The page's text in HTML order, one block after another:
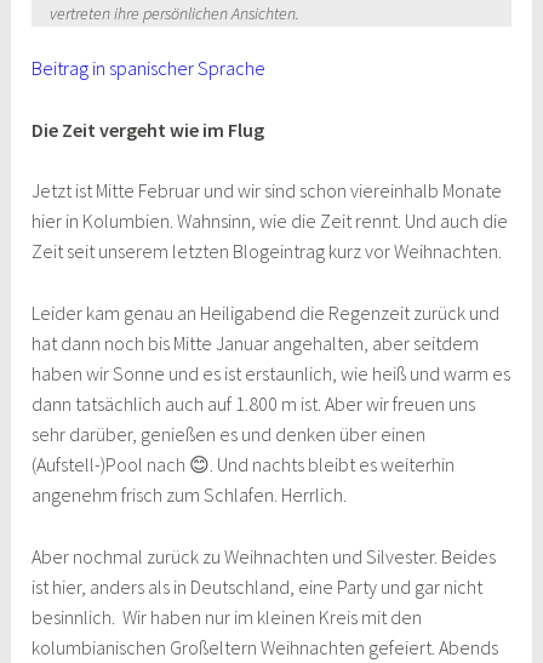
vertreten ihre persönlichen Ansichten.
Beitrag in spanischer Sprache
Die Zeit vergeht wie im Flug
Jetzt ist Mitte Februar und wir sind schon viereinhalb Monate
hier in Kolumbien. Wahnsinn, wie die Zeit rennt. Und auch die
Zeit seit unserem letzten Blogeintrag kurz vor Weihnachten.
Leider kam genau an Heiligabend die Regenzeit zurück und
hat dann noch bis Mitte Januar angehalten, aber seitdem
haben wir Sonne und es ist erstaunlich, wie heiß und warm es
dann tatsächlich auch auf 1.800 m ist. Aber wir freuen uns
sehr darüber, genießen es und denken über einen
(Aufstell-)Pool nach 😊. Und nachts bleibt es weiterhin
angenehm frisch zum Schlafen. Herrlich.
Aber nochmal zurück zu Weihnachten und Silvester. Beides
ist hier, anders als in Deutschland, eine Party und gar nicht
besinnlich. Wir haben nur im kleinen Kreis mit den
kolumbianischen Großeltern Weihnachten gefeiert. Abends